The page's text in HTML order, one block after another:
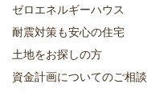
ゼロエネルギーハウス
耐震対策も安心の住宅
土地をお探しの方
資金計画についてのご相談